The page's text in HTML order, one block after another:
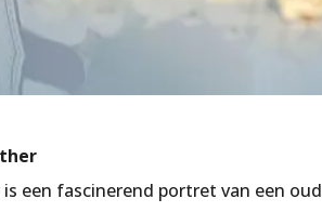
is een fascinerend portret van een